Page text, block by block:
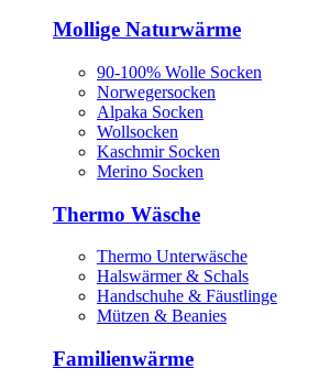
Mollige Naturwärme
90-100% Wolle Socken
Norwegersocken
Alpaka Socken
Wollsocken
Kaschmir Socken
Merino Socken
Thermo Wäsche
Thermo Unterwäsche
Halswärmer & Schals
Handschuhe & Fäustlinge
Mützen & Beanies
Familienwärme